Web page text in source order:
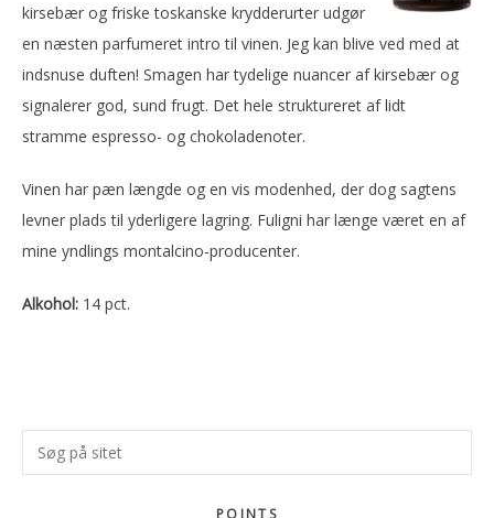
kirsebær og friske toskanske krydderurter udgør
en næsten parfumeret intro til vinen. Jeg kan blive ved med at
indsnuse duften! Smagen har tydelige nuancer af kirsebær og
signalerer god, sund frugt. Det hele struktureret af lidt
stramme espresso- og chokoladenoter.
Vinen har pæn længde og en vis modenhed, der dog sagtens
levner plads til yderligere lagring. Fuligni har længe været en af
mine yndlings montalcino-producenter.
Alkohol: 14 pct.
Primær
Sidebar
Søg
på
POINTS